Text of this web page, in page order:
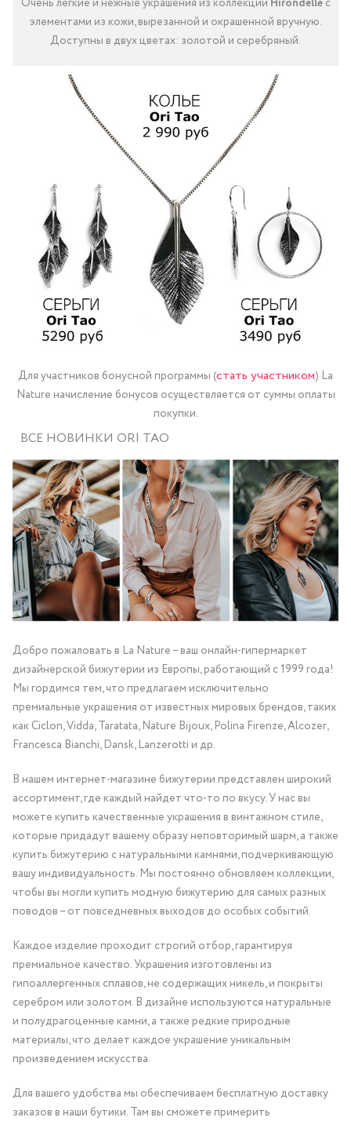
Очень легкие и нежные украшения из коллекции Hirondelleс
элементами из кожи, вырезанной и окрашенной вручную.
Доступны в двух цветах: золотой и серебряный.
Для участников бонусной программы (стать участником) La
Nature начисление бонусов осуществляется от суммы оплаты
покупки.
ВСЕ НОВИНКИ ORI TAO
Добро пожаловать в La Nature – ваш онлайн-гипермаркет
дизайнерской бижутерии из Европы, работающий с 1999 года!
Мы гордимся тем, что предлагаем исключительно
премиальные украшения от известных мировых брендов, таких
как Ciclon, Vidda, Taratata, Nature Bijoux, Polina Firenze, Alcozer,
Francesca Bianchi, Dansk, Lanzerotti и др.
В нашем интернет-магазине бижутерии представлен широкий
ассортимент, где каждый найдет что-то по вкусу. У нас вы
можете купить качественные украшения в винтажном стиле,
которые придадут вашему образу неповторимый шарм, а также
купить бижутерию с натуральными камнями, подчеркивающую
вашу индивидуальность. Мы постоянно обновляем коллекции,
чтобы вы могли купить модную бижутерию для самых разных
поводов – от повседневных выходов до особых событий.
Каждое изделие проходит строгий отбор, гарантируя
премиальное качество. Украшения изготовлены из
гипоаллергенных сплавов, не содержащих никель, и покрыты
серебром или золотом. В дизайне используются натуральные
и полудрагоценные камни, а также редкие природные
материалы, что делает каждое украшение уникальным
произведением искусства.
Для вашего удобства мы обеспечиваем бесплатную доставку
заказов в наши бутики. Там вы сможете примерить